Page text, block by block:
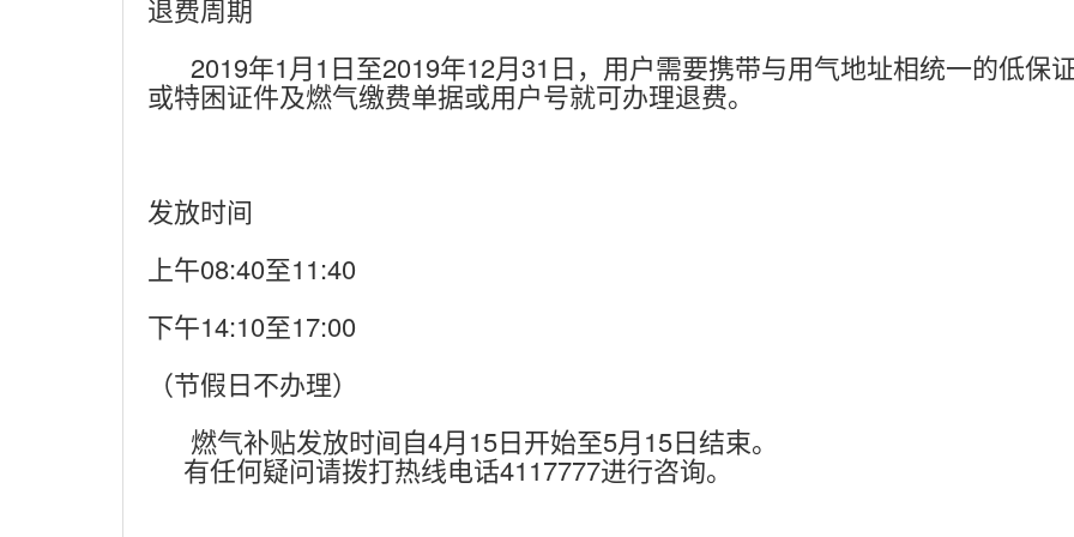
退费周期
2019年1月1日至2019年12月31日，用户需要携带与用气地址相统一的低保
或特困证件及燃气缴费单据或用户号就可办理退费。
发放时间
上午08:40至11:40
下午14:10至17:00
（节假日不办理）
燃气补贴发放时间自4月15日开始至5月15日结束。
有任何疑问请拨打热线电话4117777进行咨询。